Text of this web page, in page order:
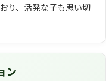
り、活発な子も思い切
ン